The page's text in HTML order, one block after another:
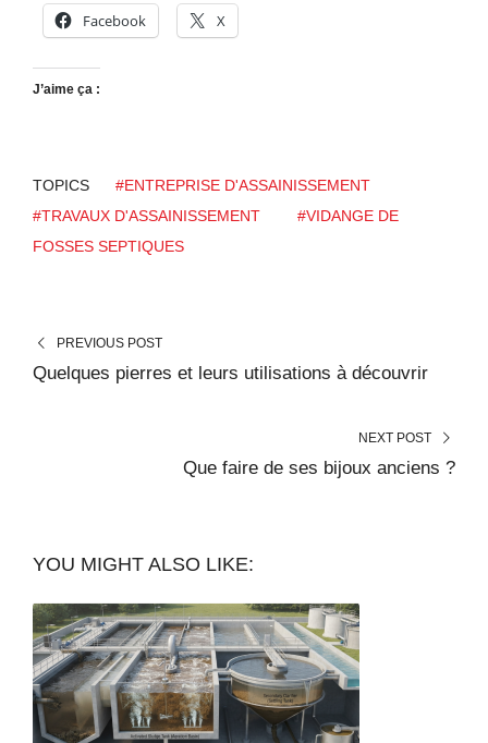
Facebook X
J’aime ça :
TOPICS
#ENTREPRISE D'ASSAINISSEMENT
#TRAVAUX D'ASSAINISSEMENT
#VIDANGE DE
FOSSES SEPTIQUES
PREVIOUS POST
Quelques pierres et leurs utilisations à découvrir
NEXT POST
Que faire de ses bijoux anciens ?
YOU MIGHT ALSO LIKE: